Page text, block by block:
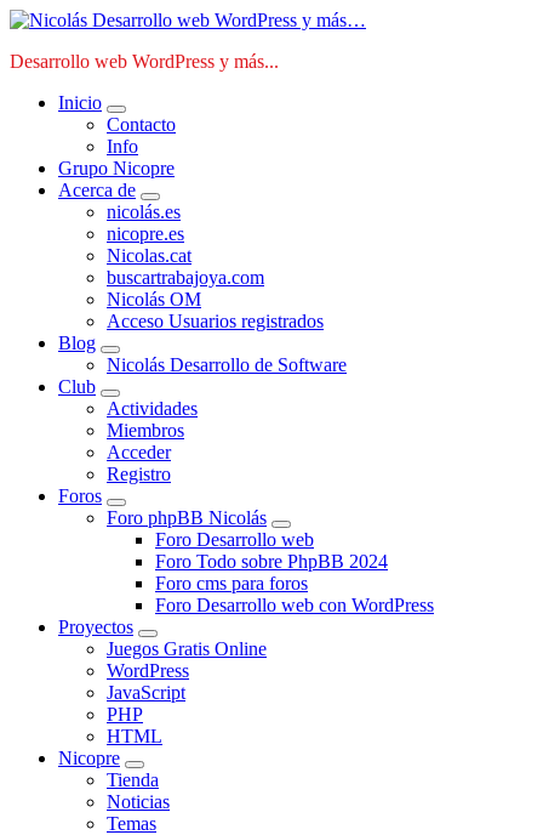
Saltar
contenido
Desarrollo web WordPress y más...
Inicio
Contacto
Info
Grupo Nicopre
Acerca de
nicolás.es
nicopre.es
Nicolas.cat
buscartrabajoya.com
Nicolás OM
Acceso Usuarios registrados
Blog
Nicolás Desarrollo de Software
Club
Actividades
Miembros
Acceder
Registro
Foros
Foro phpBB Nicolás
Foro Desarrollo web
Foro Todo sobre PhpBB 2024
Foro cms para foros
Foro Desarrollo web con WordPress
Proyectos
Juegos Gratis Online
WordPress
JavaScript
PHP
HTML
Nicopre
Tienda
Noticias
Temas